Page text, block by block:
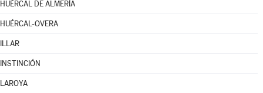
HUÉRCAL DE ALMERÍA
HUÉRCAL-OVERA
ILLAR
INSTINCIÓN
LAROYA